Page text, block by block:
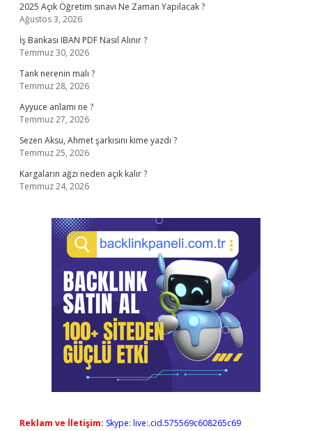
2025 Açık Öğretim sınavı Ne Zaman Yapılacak ?
Ağustos 3, 2026
İş Bankası IBAN PDF Nasıl Alınır ?
Temmuz 30, 2026
Tank nerenin malı ?
Temmuz 28, 2026
Ayyuce anlamı ne ?
Temmuz 27, 2026
Sezen Aksu, Ahmet şarkısını kime yazdı ?
Temmuz 25, 2026
Kargaların ağzı neden açık kalır ?
Temmuz 24, 2026
Reklam ve İletişim: Skype: live:.cid.575569c608265c69